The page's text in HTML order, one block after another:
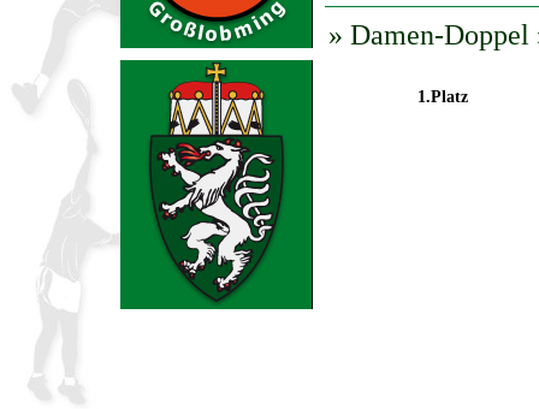
» Damen-Doppel
1.Platz